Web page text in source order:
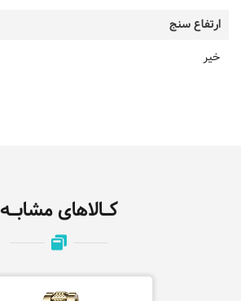
ارتفاع سنج
خیر
کـالاهای مشابـه